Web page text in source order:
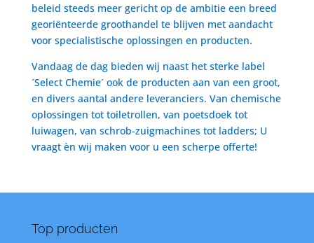
beleid steeds meer gericht op de ambitie een breed
georiënteerde groothandel te blijven met aandacht
voor specialistische oplossingen en producten.
Vandaag de dag bieden wij naast het sterke label
´Select Chemie´ ook de producten aan van een groot,
en divers aantal andere leveranciers. Van chemische
oplossingen tot toiletrollen, van poetsdoek tot
luiwagen, van schrob-zuigmachines tot ladders; U
vraagt èn wij maken voor u een scherpe offerte!
Top producten